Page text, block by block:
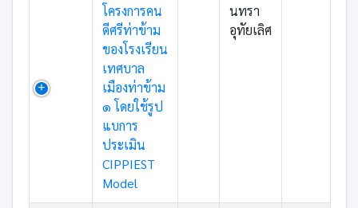
โครงการคน
ดีศรีท่าข้าม
ของโรงเรียน
เทศบาล
เมืองท่าข้าม
๑ โดยใช้รูป
แบการ
ประเมิน
CIPPIEST
Model
นทรา
อุทัยเลิศ